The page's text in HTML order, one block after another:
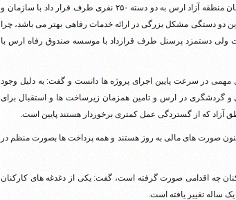
خدمات رفاهی به دلیل تعداد زیاد کارکنان می باشد، گفت: کارکنان سازمان منطقه آزاد ارس به دو دسته ۲۵۰ نفری طرف قرار داد با سازمان و
دو دستگی مشکل بزرگی در ارائه خدمات رفاهی بهتر می باشد، چرا
ولی دستمزد پرسنل طرف قرارداد با موسسه صندوق رفاه ارس با
در سرعت پایین اجرای پروژه ها دانست و گفت: به دلیل وجود
و گردشگری در ارس و تامین همزمان زیرساخت ها و استقبال برای
آزاد که از گستردگی عمل کمتری برخوردار هستند پایین است.
صورت های مالی به روز هستند و همه پرداخت ها بصورت منظم در
چه اقدامی صورت گرفته است، گفت: یکی از دغدغه های کارکنان
ساله تغییر یافته است.